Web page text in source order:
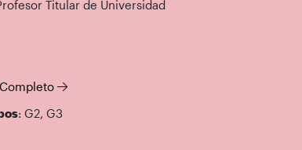
Titular de Universidad
: G2, G3